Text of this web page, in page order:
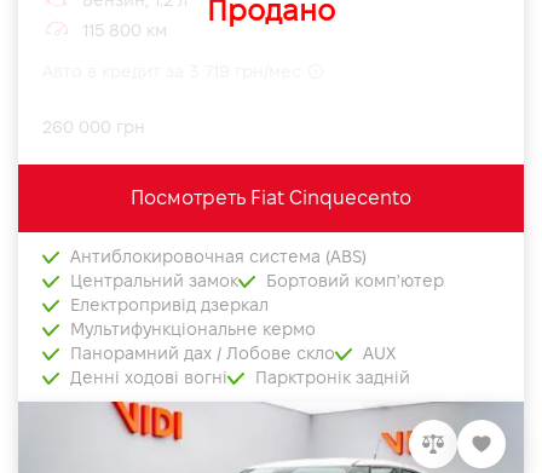
Продано
115 800 км
260 000 грн
Посмотреть Fiat Cinquecento
Антиблокировочная система (ABS)
Центральний замок
Бортовий комп'ютер
Електропривід дзеркал
Мультифункціональне кермо
Панорамний дах / Лобове скло
AUX
Денні ходові вогні
Парктронік задній